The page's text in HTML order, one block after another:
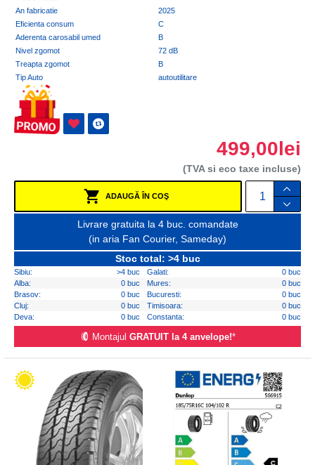
An fabricatie
2025
Eficienta consum
C
Aderenta carosabil umed
B
Nivel zgomot
72 dB
Treapta zgomot
B
Tip Auto
autoutilitare
499,00lei
(TVA si eco taxe incluse)
ADAUGĂ ÎN COŞ
Livrare gratuita la 4 buc. comandate
(in aria Fan Courier, Sameday)
Stoc total: >4 buc
Sibiu: >4 buc Galati:
0 buc
Alba:
0 buc Mures:
0 buc
Brasov:
0 buc Bucuresti:
0 buc
Cluj:
0 buc Timisoara:
0 buc
Deva:
0 buc Constanta: 0 buc
Montajul GRATUIT la 4 anvelope!*